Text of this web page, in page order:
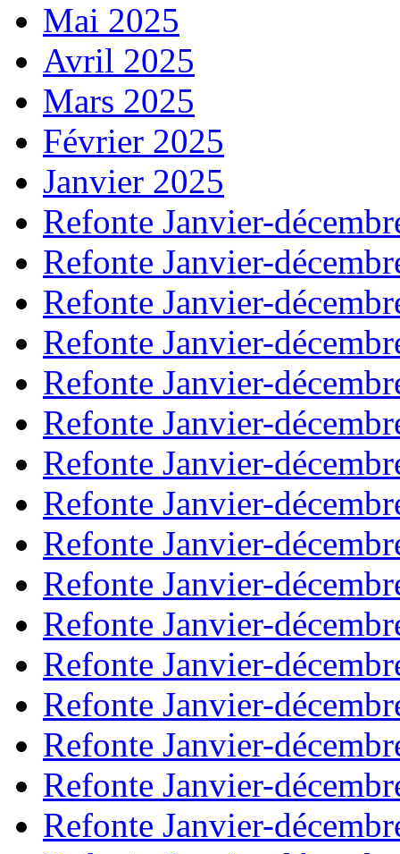
Mai 2025
Avril 2025
Mars 2025
Février 2025
Janvier 2025
Refonte Janvier-
Refonte Janvier-
Refonte Janvier-
Refonte Janvier-
Refonte Janvier-
Refonte Janvier-
Refonte Janvier-
Refonte Janvier-
Refonte Janvier-
Refonte Janvier-
Refonte Janvier-
Refonte Janvier-
Refonte Janvier-
Refonte Janvier-
Refonte Janvier-
Refonte Janvier-